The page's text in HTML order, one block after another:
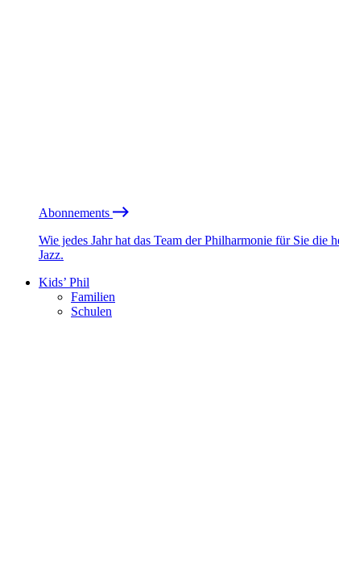
Abonnements
Wie jedes Jahr hat das Team der Philharmonie für Sie die
Jazz.
Kids’ Phil
Familien
Schulen